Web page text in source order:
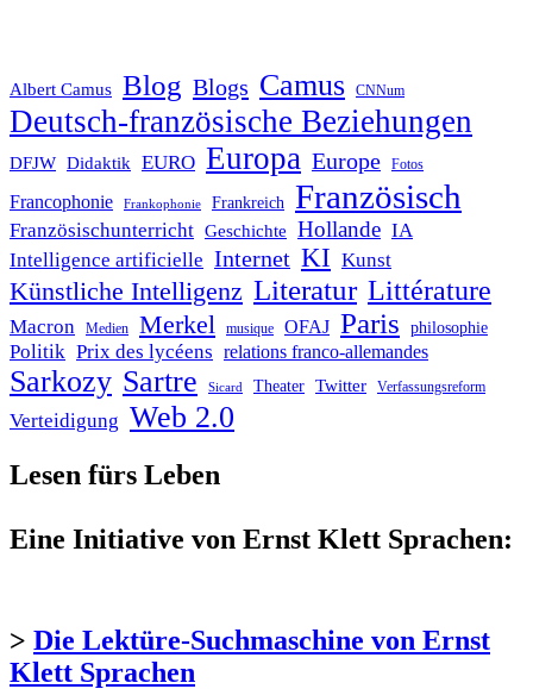
Albert Camus Blog Blogs Camus CNNum
Deutsch-französische Beziehungen
DFJW Didaktik EURO Europa Europe Fotos
Francophonie Frankophonie Frankreich Französisch
Französischunterricht Geschichte Hollande IA
Intelligence artificielle Internet KI Kunst
Künstliche Intelligenz Literatur Littérature
Macron Medien Merkel musique OFAJ Paris philosophie
Politik Prix des lycéens relations franco-allemandes
Sarkozy Sartre Sicard Theater Twitter Verfassungsreform
Verteidigung Web 2.0
Lesen fürs Leben
Eine Initiative von Ernst Klett Sprachen:
> Die Lektüre-Suchmaschine von Ernst
Klett Sprachen